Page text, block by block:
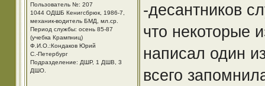
Пользователь №: 207
1044 ОДШБ Кенигсбрюк, 1986-7,
механик-водитель БМД, мл.ср.
Период службы: осень 85-87
(учебка Крампниц)
Ф.И.О.:Кондаков Юрий
С.-Петербург
Подразделение: ДШР, 1 ДШВ, 3
ДШО.
-десантников
что некоторые
написал один
всего